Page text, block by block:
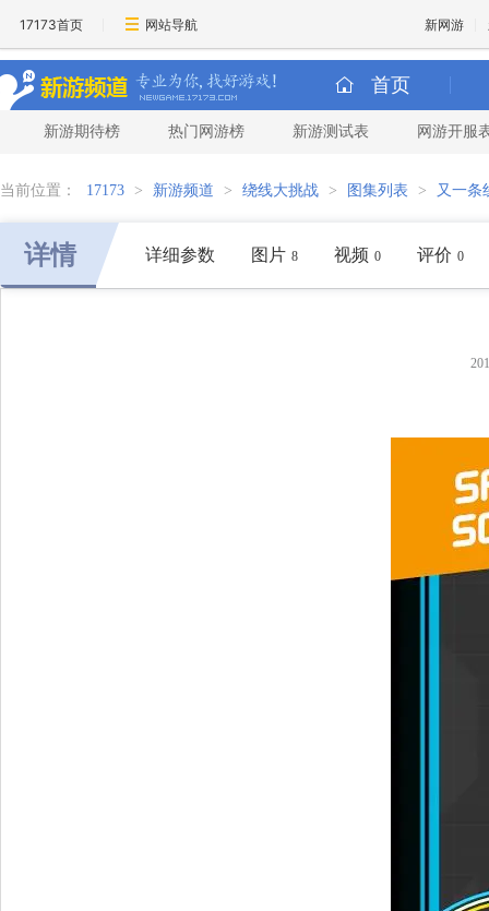
17173首页 网站导航 新网游
首页
新游期待榜 热门网游榜 新游测试表 网游开服
当前位置： 17173 > 新游频道 > 绕线大挑战 > 图集列表 > 又一条
详情 详细参数 图片 8 视频 0 评价 0